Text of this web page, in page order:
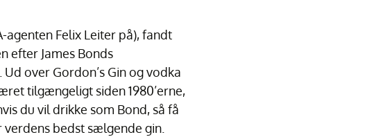
agenten Felix Leiter på), fandt
efter James Bonds
over Gordon’s Gin og vodka
tilgængeligt siden 1980’erne,
du vil drikke som Bond, så få
bedst sælgende gin.